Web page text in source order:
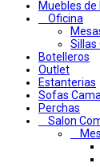
Muebles de
Oficina
Sillas
Botelleros
Outlet
Estanterias
Sofas
Perchas
Salon